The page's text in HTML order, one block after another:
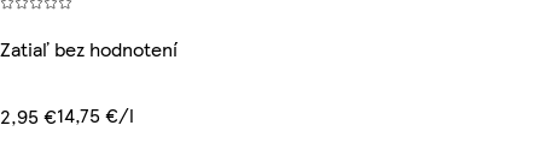
Zatiaľ bez hodnotení
2,95 €14,75 €/l